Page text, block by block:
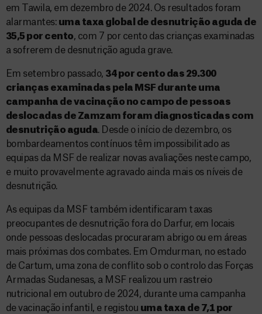
em Tawila, em dezembro de 2024. Os resultados foram
alarmantes: uma taxa global de desnutrição aguda de
35,5 por cento, com 7 por cento das crianças examinadas
a sofrerem de desnutrição aguda grave.
Em setembro passado, 34 por cento das 29.300
crianças examinadas pela MSF durante uma
campanha de vacinação no campo de pessoas
deslocadas de Zamzam foram diagnosticadas com
desnutrição aguda. Desde o início de dezembro, os
bombardeamentos contínuos têm impossibilitado as
equipas da MSF de realizar novas avaliações neste campo,
e muito provavelmente agravado ainda mais os níveis de
desnutrição.
As equipas da MSF também identificaram taxas
preocupantes de desnutrição fora do Darfur, em locais
onde pessoas deslocadas procuraram abrigo ou em áreas
mais próximas dos combates. Em Omdurman, no estado
de Cartum, uma zona de conflito sob o controlo das Forças
Armadas Sudanesas, a MSF realizou um rastreio
nutricional em outubro de 2024, durante uma campanha
de vacinação infantil, e registou uma taxa de 7,1 por